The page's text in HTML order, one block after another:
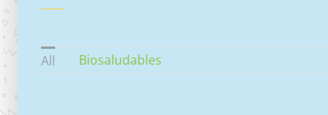
All Biosaludables